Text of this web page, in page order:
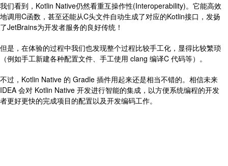
我们看到，Kotlin Native仍然看重互操作性(Interoperability)。它能高效
地调用C函数，甚至还能从C头文件自动生成了对应的Kotlin接口，发扬
了JetBrains为开发者服务的良好传统！
但是，在体验的过程中我们也发现整个过程比较手工化，显得比较繁琐
（例如手工新建各种配置文件、手工使用 clang 编译C 代码等）。
不过，Kotlin Native 的 Gradle 插件用起来还是相当不错的。相信未来
IDEA 会对 Kotlin Native 开发进行智能的集成，以方便系统编程的开发
者更好更快的完成项目的配置以及开发编码工作。